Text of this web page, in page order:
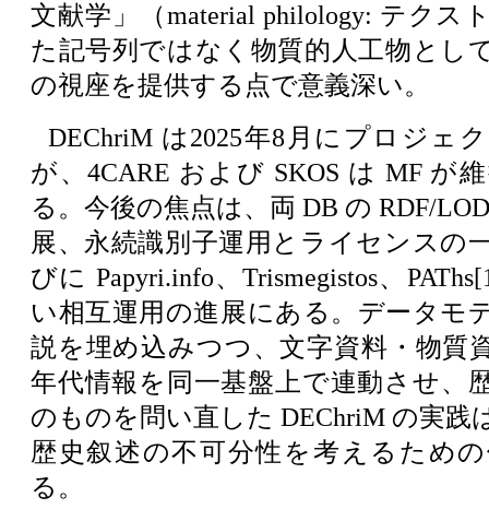
文献学」（material philology: テクス
た記号列ではなく物質的人工物とし
の視座を提供する点で意義深い。
DEChriM は2025年8月にプロジェ
が、4CARE および SKOS は MF が
る。今後の焦点は、両 DB の RDF/
展、永続識別子運用とライセンスの
びに Papyri.info、Trismegistos、
い相互運用の進展にある。データモ
説を埋め込みつつ、文字資料・物質
年代情報を同一基盤上で連動させ、
のものを問い直した DEChriM の実践
歴史叙述の不可分性を考えるため
る。